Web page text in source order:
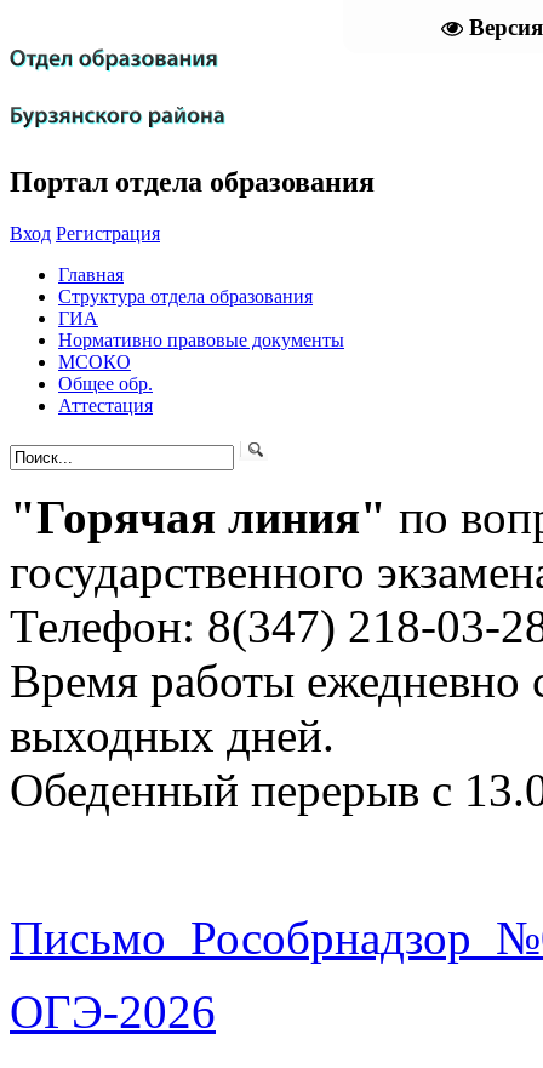
Портал отдела образования
Вход Регистрация
Главная
Структура отдела образования
ГИА
Нормативно правовые документы
МСОКО
Общее обр.
Аттестация
"Горячая линия" по
государственного
Телефон: 8(347) 218-03-
Время работы ежедневно
выходных дней.
Обеденный перерыв с
ОГЭ-2026